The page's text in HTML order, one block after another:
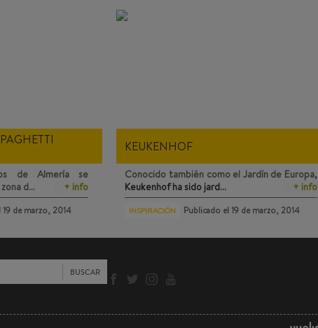
de Almería se
d… + info
19 de marzo, 2014
KEUKENHOF
Conocido también como el Jardín de Europa,
Keukenhofha sido jard… + info
INSPIRACIÓN Publicado el 19 de marzo, 2014
BUSCAR